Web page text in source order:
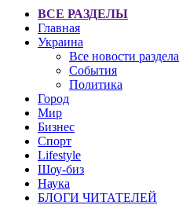
ВСЕ РАЗДЕЛЫ
Главная
Украина
Все новости раздела
События
Политика
Город
Мир
Бизнес
Спорт
Lifestyle
Шоу-биз
Наука
БЛОГИ ЧИТАТЕЛЕЙ